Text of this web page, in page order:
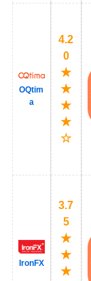
OQtim
a
4.2
0
★
★
★
★
☆
IronFX
3.7
5
★
★
★